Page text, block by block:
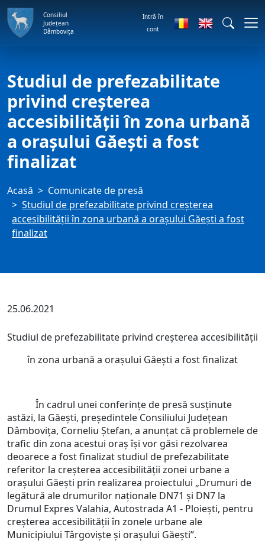
Consiliul
Județean
Dâmbovița
Intră în
cont
Studiul de prefezabilitate
privind creșterea
accesibilității în zona urbană
a orașului Găești a fost
finalizat
Acasă
Comunicate de presă
Studiul de prefezabilitate privind creșterea
accesibilității în zona urbană a orașului Găești a fost
finalizat
25.06.2021
Studiul de prefezabilitate privind creșterea accesibilității
în zona urbană a orașului Găești a fost finalizat
În cadrul unei conferințe de presă susținute
astăzi, la Găești, președintele Consiliului Județean
Dâmbovița, Corneliu Ștefan, a anunțat că problemele de
trafic din zona acestui oraș își vor găsi rezolvarea
deoarece a fost finalizat studiul de prefezabilitate
referitor la creșterea accesibilității zonei urbane a
orașului Găești prin realizarea proiectului „Drumuri de
legătură ale drumurilor naționale DN71 și DN7 la
Drumul Expres Valahia, Autostrada A1 - Ploiești, pentru
creșterea accesibilității în zonele urbane ale
Municipiului Târgoviște și orașului Găești”.